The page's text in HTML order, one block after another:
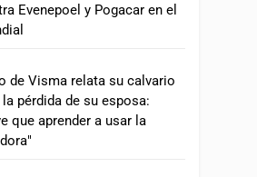
Evenepoel y Pogacar en el
de Visma relata su calvario
pérdida de su esposa:
que aprender a usar la